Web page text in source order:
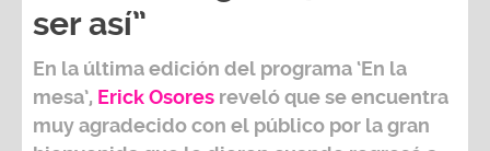
En la última edición del programa ‘En la
muy agradecido con el público por la gran
bienvenida que le dieron cuando regresó a
las pantallas de la televisión.